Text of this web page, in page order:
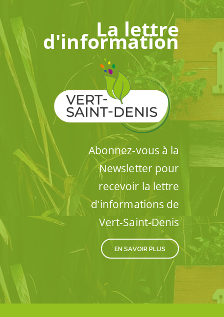
La lettre
d'information
Abonnez-vous à la
Newsletter pour
recevoir la lettre
d'informations de
Vert-Saint-Denis
EN SAVOIR PLUS